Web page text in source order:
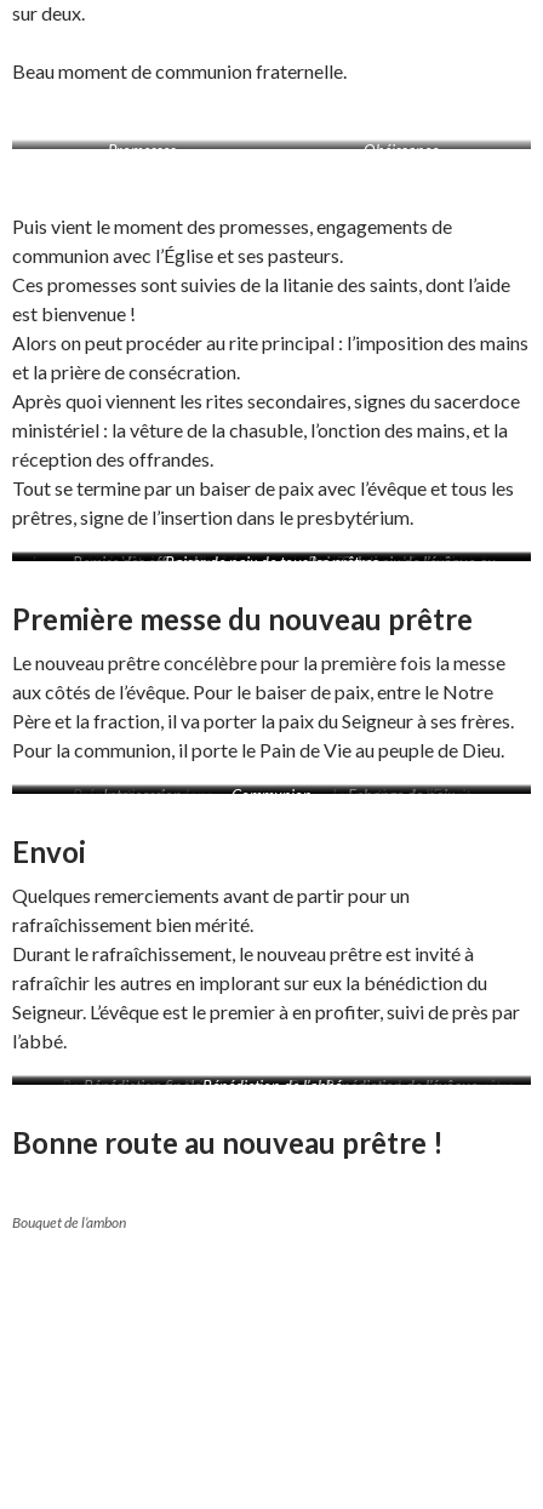
sur deux.
Beau moment de communion fraternelle.
Promesses Obéissance
Puis vient le moment des promesses, engagements de
communion avec l’Église et ses pasteurs.
Ces promesses sont suivies de la litanie des saints, dont l’aide
est bienvenue !
Alors on peut procéder au rite principal : l’imposition des mains
et la prière de consécration.
Après quoi viennent les rites secondaires, signes du sacerdoce
ministériel : la vêture de la chasuble, l’onction des mains, et la
réception des offrandes.
Tout se termine par un baiser de paix avec l’évêque et tous les
prêtres, signe de l’insertion dans le presbytérium.
Litanie des saints Imposition des mains par l’évêque
Imposition des mains par l’abbé et
Prière consécratoire
Vêture Onction des mains
Remise des offrandes
Baiser de paix de l’évêque au
Baiser de paix de tous les prêtres
Première messe du nouveau prêtre
Le nouveau prêtre concélèbre pour la première fois la messe
aux côtés de l’évêque. Pour le baiser de paix, entre le Notre
Père et la fraction, il va porter la paix du Seigneur à ses frères.
Pour la communion, il porte le Pain de Vie au peuple de Dieu.
Préparation des dons Invocation de l’Esprit
Intercession Echange de paix
Communion
Envoi
Quelques remerciements avant de partir pour un
rafraîchissement bien mérité.
Durant le rafraîchissement, le nouveau prêtre est invité à
rafraîchir les autres en implorant sur eux la bénédiction du
Seigneur. L’évêque est le premier à en profiter, suivi de près par
l’abbé.
Remerciements de l’abbé Remerciements du nouveau prêtre
Bénédiction finale Bénédiction de l’évêque
Bénédiction de l’abbé
Bonne route au nouveau prêtre !
Bouquet de l’ambon